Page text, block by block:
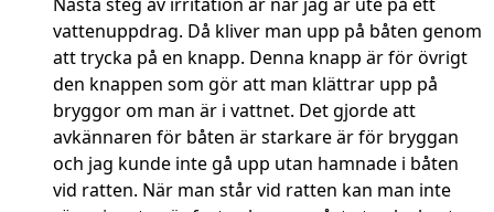
vattenuppdrag. Då kliver man upp på båten genom
att trycka på en knapp. Denna knapp är för övrigt
den knappen som gör att man klättrar upp på
bryggor om man är i vattnet. Det gjorde att
avkännaren för båten är starkare är för bryggan
och jag kunde inte gå upp utan hamnade i båten
vid ratten. När man står vid ratten kan man inte